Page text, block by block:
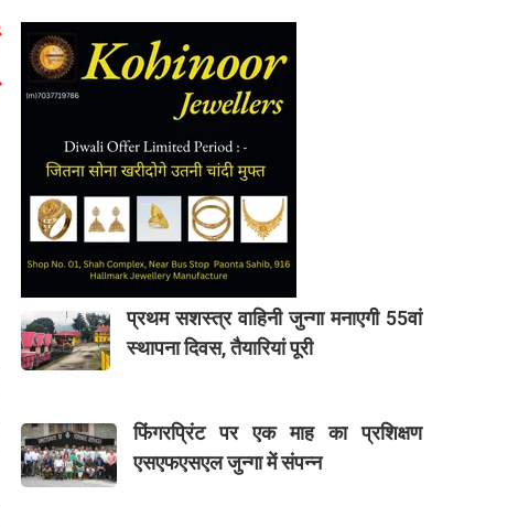
प्रथम सशस्त्र वाहिनी जुन्गा मनाएगी 55वां
स्थापना दिवस, तैयारियां पूरी
फिंगरप्रिंट पर एक माह का प्रशिक्षण
एसएफएसएल जुन्गा में संपन्न